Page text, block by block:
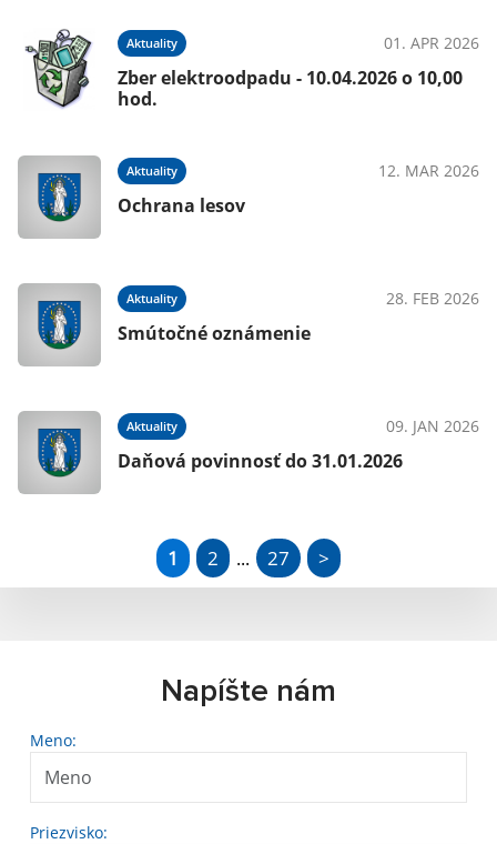
Aktuality 01. APR 2026
Zber elektroodpadu - 10.04.2026 o 10,00
hod.
Aktuality 12. MAR 2026
Ochrana lesov
Aktuality 28. FEB 2026
Smútočné oznámenie
Aktuality 09. JAN 2026
Daňová povinnosť do 31.01.2026
1 2 ... 27 >
Napíšte nám
Meno:
Priezvisko: